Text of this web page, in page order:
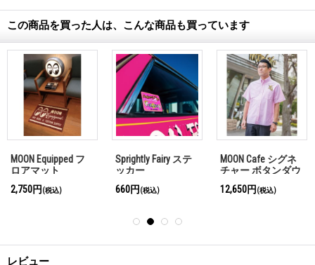
この商品を買った人は、こんな商品も買っています
MOON Equipped フ
ロアマット
2,750円 (税込)
Sprightly Fairy ステ
ッカー
660円 (税込)
MOON Cafe シグネ
チャー ボタンダウ
12,650円 (税込)
レビュー